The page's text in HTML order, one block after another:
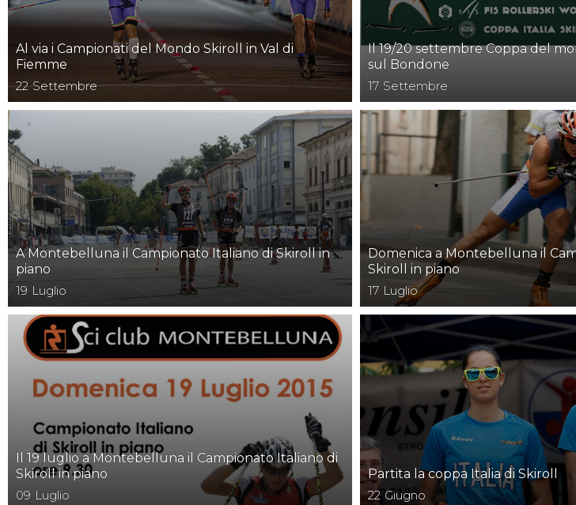
Al via i Campionati del Mondo Skiroll in Val di
Fiemme
22 Settembre
Il 19/20 settembre Coppa del
sul Bondone
17 Settembre
A Montebelluna il Campionato Italiano di Skiroll in
piano
19 Luglio
Domenica a Montebelluna il
Skiroll in piano
17 Luglio
Il 19 luglio a Montebelluna il Campionato Italiano di
Skiroll in piano
09 Luglio
Partita la coppa Italia di Skiroll
22 Giugno
Mappa del sito Calendario Ricerca Impianti Feed